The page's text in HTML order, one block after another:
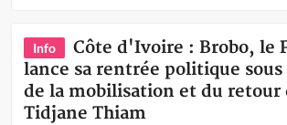
Info
Côte d'Ivoire : Brobo, le
lance sa rentrée politique sous
de la mobilisation et du retour
Tidjane Thiam